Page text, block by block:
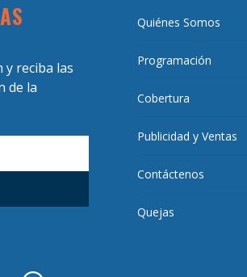
reciba las
de la
Quiénes Somos
Programación
Cobertura
Publicidad y Ventas
Contáctenos
Quejas